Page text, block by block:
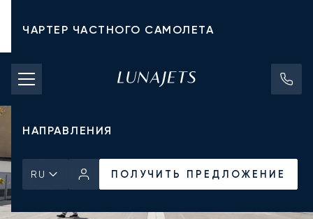
ЧАРТЕР ЧАСТНОГО САМОЛЕТА
СТОИМОСТЬ ЧАРТЕРА
ЧАСТНЫЕ САМОЛЕТЫ
НАПРАВЛЕНИЯ
RU ПОЛУЧИТЬ ПРЕДЛОЖЕНИЕ